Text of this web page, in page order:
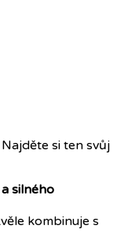
Najděte si ten svůj
silného
kombinuje s